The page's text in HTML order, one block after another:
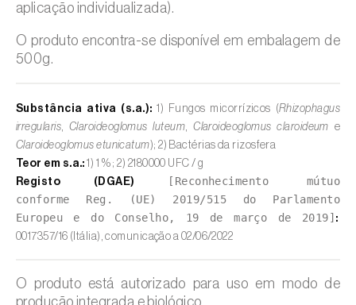
aplicação individualizada).
O produto encontra-se disponível em embalagem de
500g.
Substância ativa (s.a.): 1) Fungos micorrízicos (Rhizophagus
irregularis, Claroideoglomus luteum,Claroideoglomus claroideum e
Claroideoglomus etunicatum); 2) Bactérias da rizosfera
Teor em s.a.: 1) 1 % ; 2) 2180000 UFC / g
Registo (DGAE)
[Reconhecimento mútuo
conforme Reg. (UE) 2019/515 do Parlamento
Europeu e do Conselho, 19 de março de 2019] :
0017357/16 (Itália), comunicação a 02/06/2022
O produto está autorizado para uso em modo de
produção integrada e biológico.